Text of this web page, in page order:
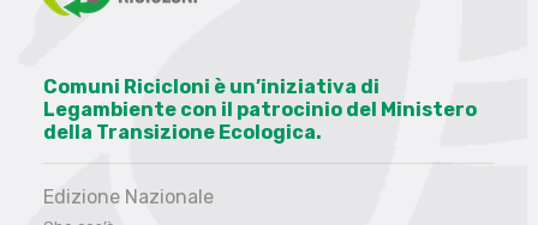
Comuni Ricicloni è un’iniziativa di
Legambiente con il patrocinio del Ministero
della Transizione Ecologica.
Edizione Nazionale